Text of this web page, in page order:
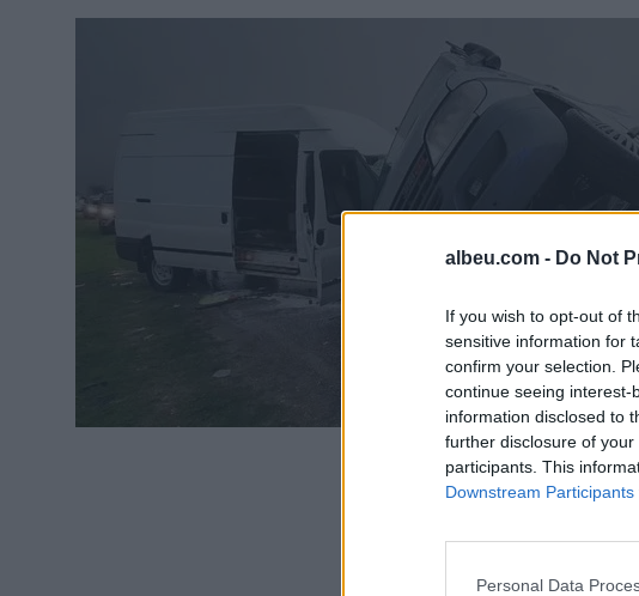
albeu.com - Do Not
If you wish to opt-out of
sensitive information for
confirm your selection.
continue seeing
information disclosed to
further disclosure of your
participants. This
Downstream Participants
Personal Data